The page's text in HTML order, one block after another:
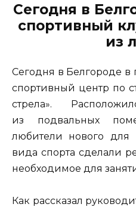
Сегодня в
спортивный
из
Сегодня в Белгороде
спортивный центр по
стрела».
из подвальных
любители нового для
вида спорта сделали
необходимое для
Как рассказал